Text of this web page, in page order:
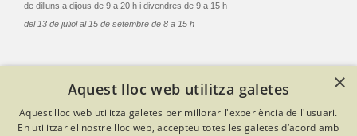
de dilluns a dijous de 9 a 20 h i divendres de 9 a 15 h
del 13 de juliol al 15 de setembre de 8 a 15 h
© Col·legi Oficial Infermeres i Infermers de Barcelona
Criteris de privacitat
Política de cookies
Avís legal
×
Aquest lloc web utilitza galetes
Aquest lloc web utilitza galetes per millorar l'experiència de l'usuari.
En utilitzar el nostre lloc web, accepteu totes les galetes d’acord amb